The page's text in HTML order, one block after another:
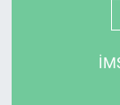
KÜLTÜR
Süper